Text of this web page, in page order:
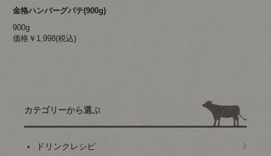
金格ハンバーグパテ(900g)
900g
価格￥1,998(税込)
カテゴリーから選ぶ
ドリンクレシピ